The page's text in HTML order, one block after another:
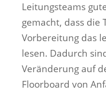
Leitungsteams
gemacht, dass die
Vorbereitung das
lesen. Dadurch
Veränderung auf
Floorboard von